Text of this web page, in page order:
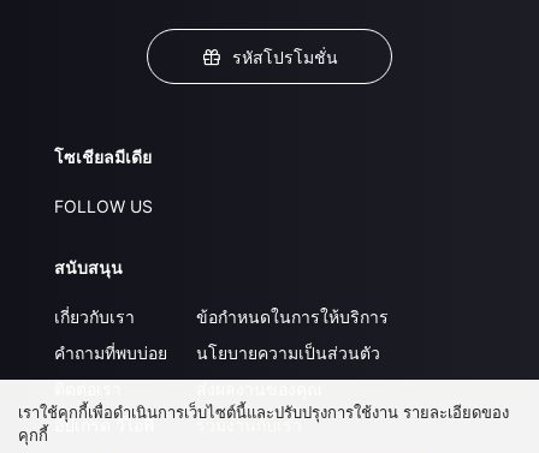
รหัสโปรโมชั่น
โซเชียลมีเดีย
FOLLOW US
สนับสนุน
เกี่ยวกับเรา
คำถามที่พบบ่อย
อัปเกรด วีไอพี
ข้อกำหนดในการให้บริการ
นโยบายความเป็นส่วนตัว
ร่วมงานกับเรา
เราใช้คุกกี้เพื่อดำเนินการเว็บไซต์นี้และปรับปรุงการใช้งาน รายละเอียดของ
คุกกี้